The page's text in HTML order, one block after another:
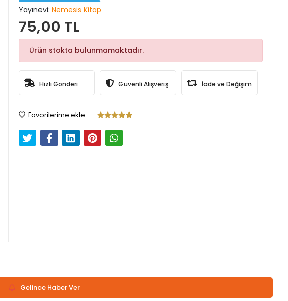
Yayınevi: Nemesis Kitap
75,00 TL
Ürün stokta bulunmamaktadır.
Hızlı Gönderi Güvenli Alışveriş İade ve Değişim
Favorilerime ekle
Gelince Haber Ver